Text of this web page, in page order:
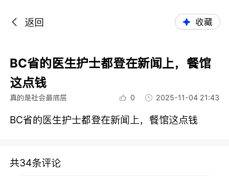
返回 收藏
BC省的医生护士都登在新闻上，餐馆
这点钱
真的是社会最底层 0 2025-11-04 21:43
BC省的医生护士都登在新闻上，餐馆这点钱
共34条评论